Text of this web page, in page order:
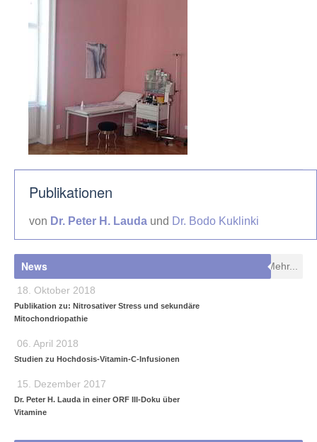
Publikationen
von Dr. Peter H. Lauda und Dr. Bodo Kuklinki
News Mehr...
18. Oktober 2018
Publikation zu: Nitrosativer Stress und sekundäre
Mitochondriopathie
06. April 2018
Studien zu Hochdosis-Vitamin-C-Infusionen
15. Dezember 2017
Dr. Peter H. Lauda in einer ORF III-Doku über
Vitamine